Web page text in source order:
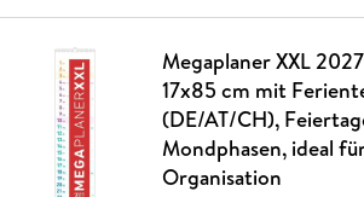
Megaplaner XXL
17x85 cm mit
(DE/AT/CH),
Mondphasen, ideal
Organisation